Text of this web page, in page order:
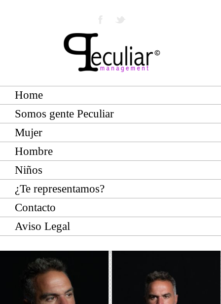
Home
Somos gente Peculiar
Mujer
Hombre
Niños
¿Te representamos?
Contacto
Aviso Legal